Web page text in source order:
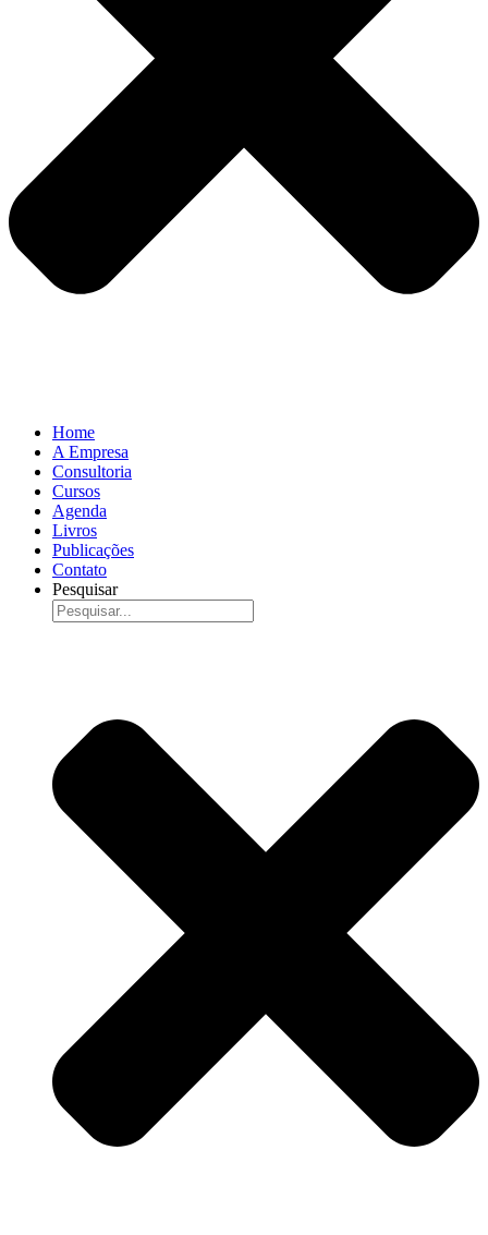
Home
A Empresa
Consultoria
Cursos
Agenda
Livros
Publicações
Contato
Pesquisar